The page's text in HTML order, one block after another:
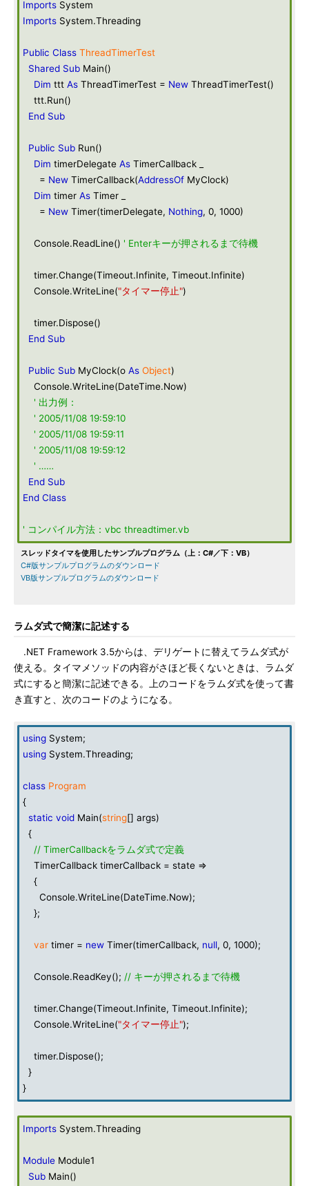
Imports System
Imports System.Threading
Public Class ThreadTimerTest
Shared Sub Main()
Dim ttt As ThreadTimerTest = New ThreadTimerTest()
ttt.Run()
End Sub
Public Sub Run()
Dim timerDelegate As TimerCallback _
= New TimerCallback(AddressOf MyClock)
Dim timer As Timer _
= New Timer(timerDelegate, Nothing, 0, 1000)
Console.ReadLine() ' Enterキーが押されるまで待機
timer.Change(Timeout.Infinite, Timeout.Infinite)
Console.WriteLine("タイマー停止")
timer.Dispose()
End Sub
Public Sub MyClock(o As Object)
Console.WriteLine(DateTime.Now)
' 出力例：
' 2005/11/08 19:59:10
' 2005/11/08 19:59:11
' 2005/11/08 19:59:12
' ……
End Sub
End Class
' コンパイル方法：vbc threadtimer.vb
スレッドタイマを使用したサンプルプログラム（上：C#／下：VB）
C#版サンプルプログラムのダウンロード
VB版サンプルプログラムのダウンロード
ラムダ式で簡潔に記述する
.NET Framework 3.5からは、デリゲートに替えてラムダ式が
使える。タイマメソッドの内容がさほど長くないときは、ラムダ
式にすると簡潔に記述できる。上のコードをラムダ式を使って書
き直すと、次のコードのようになる。
using System;
using System.Threading;
class Program
{
static void Main(string[] args)
{
// TimerCallbackをラムダ式で定義
TimerCallback timerCallback = state =>
{
Console.WriteLine(DateTime.Now);
};
var timer = new Timer(timerCallback, null, 0, 1000);
Console.ReadKey(); // キーが押されるまで待機
timer.Change(Timeout.Infinite, Timeout.Infinite);
Console.WriteLine("タイマー停止");
timer.Dispose();
}
}
Imports System.Threading
Module Module1
Sub Main()